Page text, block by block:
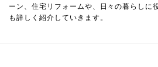
ーン、住宅リフォームや、日々の暮らしに
も詳しく紹介していきます。